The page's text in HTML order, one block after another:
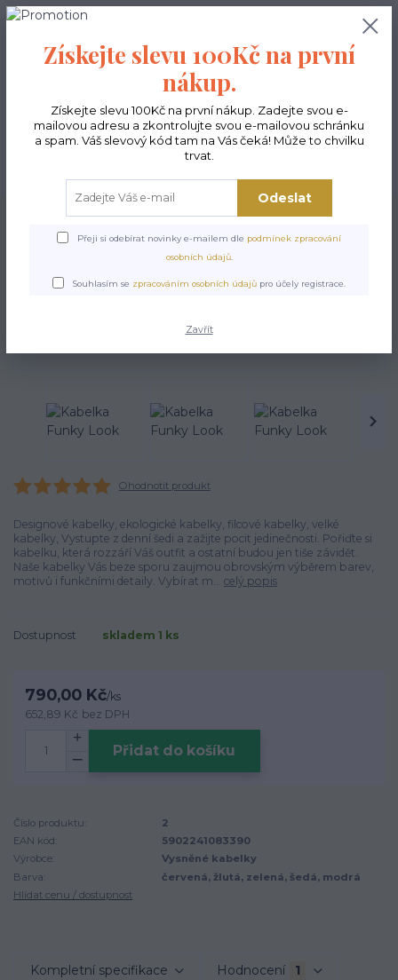
0,00 Kč
Kabelky ekologické Kabelky střední
Kabelka Funky Look
Ohodnotit produkt
Designové kabelky, ekologické kabelky, filcové kabelky, velké
kabelky, Vystupte z denní šedi a zažijte pocit jedinečnosti. Pořiďte si
kabelku, která rozzáří Váš outfit a ostatní budou jen tiše závidět.
Naše kabelky Vás beze sporu zaujmou obrovským výběrem barev,
motivů i funkčními detaily. Vybírat m... celý popis
Dostupnost skladem 1 ks
790,00 Kč/ks
652,89 Kč bez DPH
Přidat do košíku
Číslo produktu:
2
EAN kód:
5902241083390
Výrobce:
Vysněné kabelky
Barva:
červená, žlutá, zelená, šedá, modrá
Hlídat cenu / dostupnost
Kompletní specifikace Hodnocení 1
Získejte slevu 100Kč na první
nákup.
Získejte slevu 100Kč na první nákup. Zadejte svou e-
mailovou adresu a zkontrolujte svou e-mailovou schránku
a spam. Váš slevový kód tam na Vás čeká! Může to chvilku
trvat.
Odeslat
Přeji si odebírat novinky e-mailem dle podmínek zpracování
osobních údajů.
Souhlasím se zpracováním osobních údajů pro účely registrace.
Zavřít